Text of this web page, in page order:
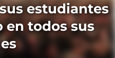
estudiantes
en todos sus